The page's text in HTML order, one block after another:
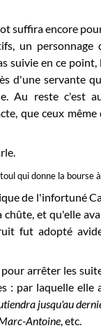
suffira encore
un
suivie en ce
d'une servante
Au reste c'est
que ceux
qui donne la bourse
de l'infortuné
chûte, et qu'elle
fut adopté
arrêter les
: par laquelle
jusqu'au
Antoine , etc.